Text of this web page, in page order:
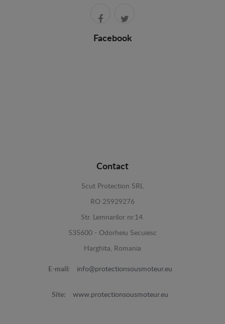
Facebook
Contact
Scut Protection SRL
RO 25929276
Str. Lemnarilor nr.14.
535600 - Odorheiu Secuiesc
Harghita, Romania
E-mail: info@protectionsousmoteur.eu
Site: www.protectionsousmoteur.eu